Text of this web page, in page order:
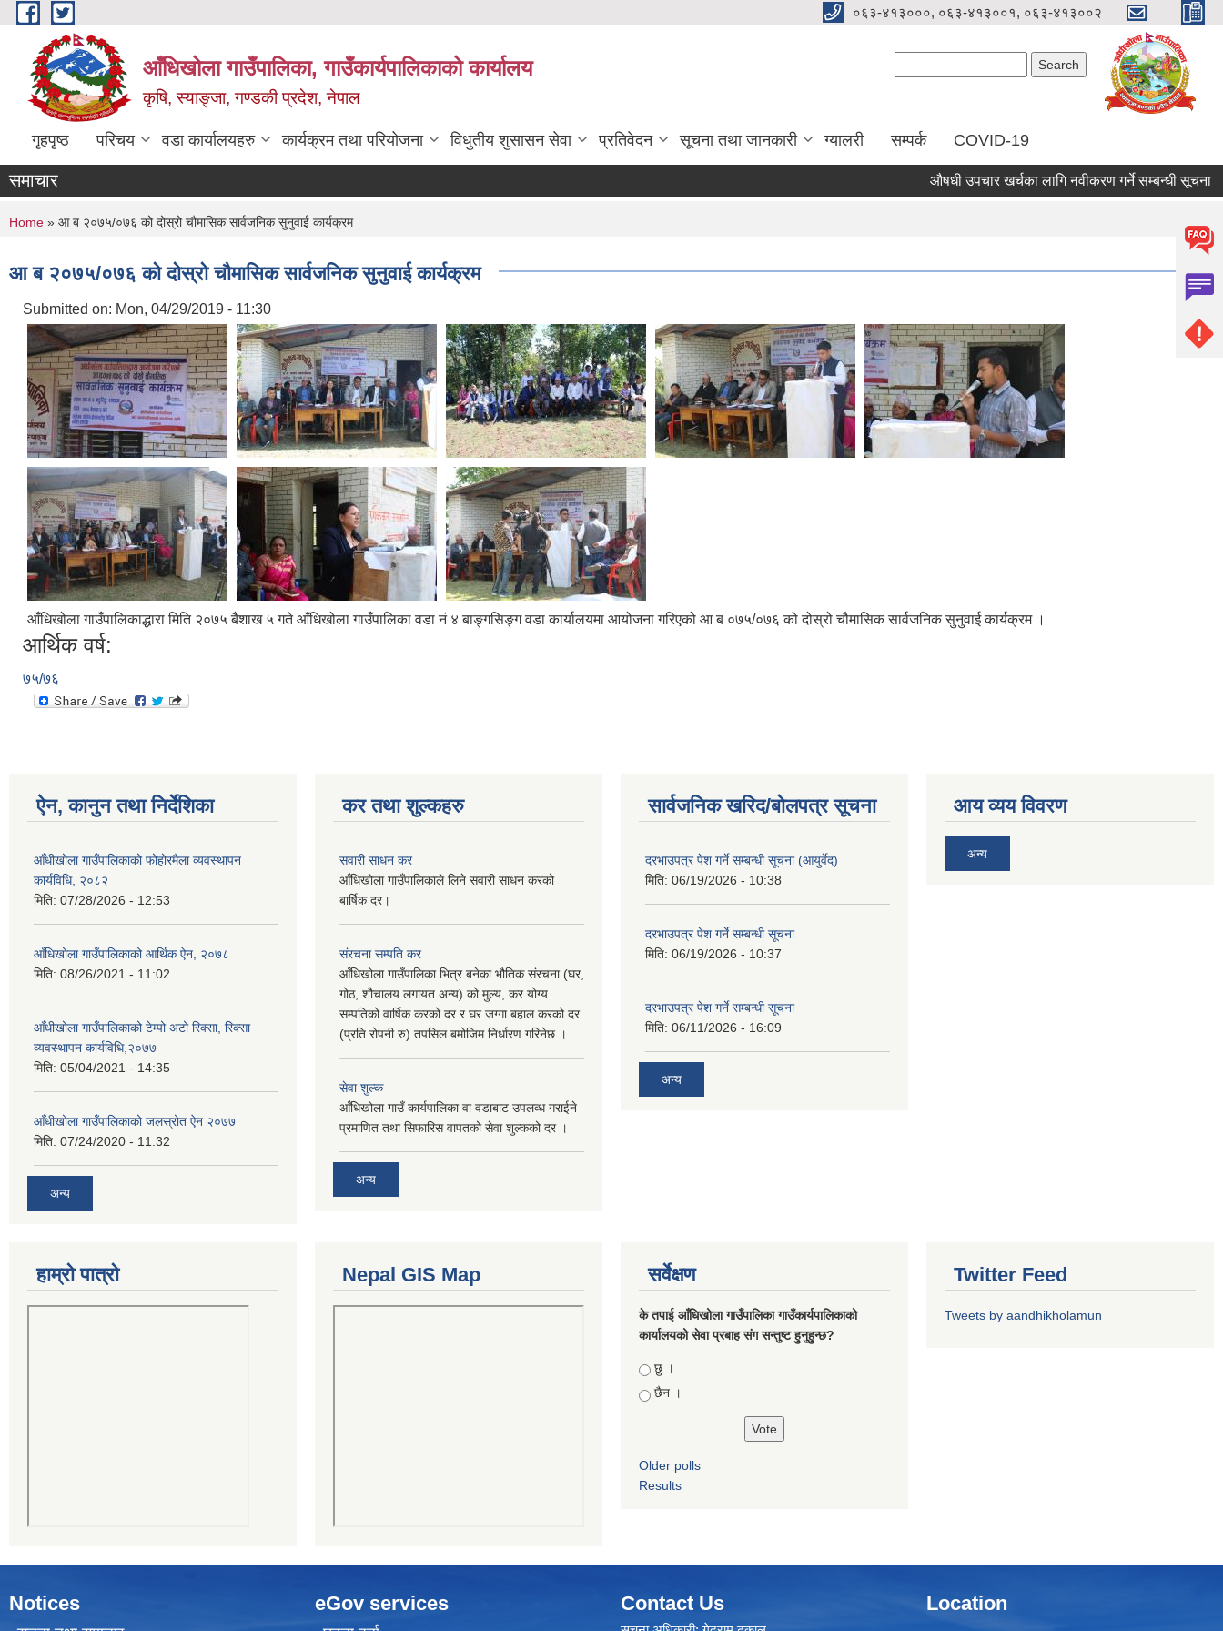
Skip to main content ०६३-४१३०००, ०६३-४१३००१, ०६३-४१३००२
आँधिखोला गाउँपालिका, गाउँकार्यपालिकाको कार्यालय
कृषि, स्याङ्जा, गण्डकी प्रदेश, नेपाल
गृहपृष्ठ परिचय वडा कार्यालयहरु कार्यक्रम तथा परियोजना विधुतीय शुसासन सेवा प्रतिवेदन सूचना तथा जानकारी ग्यालरी सम्पर्क COVID-19
समाचार औषधी उपचार खर्चका लागि नवीकरण गर्ने सम्बन्धी सूचना
You are here
Home » आ ब २०७५/०७६ को दोस्रो चौमासिक सार्वजनिक सुनुवाई कार्यक्रम
आ ब २०७५/०७६ को दोस्रो चौमासिक सार्वजनिक सुनुवाई कार्यक्रम
Submitted on: Mon, 04/29/2019 - 11:30
आँधिखोला गाउँपालिकाद्धारा मिति २०७५ बैशाख ५ गते आँधिखोला गाउँपालिका वडा नं ४ बाङ्गसिङ्ग वडा कार्यालयमा आयोजना गरिएको आ ब ०७५/०७६ को दोस्रो चौमासिक सार्वजनिक सुनुवाई कार्यक्रम ।
आर्थिक वर्ष:
७५/७६
ऐन, कानुन तथा निर्देशिका
आँधीखोला गाउँपालिकाको फोहोरमैला व्यवस्थापन
कार्यविधि, २०८२
मिति: 07/28/2026 - 12:53
आँधिखोला गाउँपालिकाको आर्थिक ऐन, २०७८
मिति: 08/26/2021 - 11:02
आँधीखोला गाउँपालिकाको टेम्पो अटो रिक्सा, रिक्सा
व्यवस्थापन कार्यविधि,२०७७
मिति: 05/04/2021 - 14:35
आँधीखोला गाउँपालिकाको जलस्रोत ऐन २०७७
मिति: 07/24/2020 - 11:32
अन्य
कर तथा शुल्कहरु
सवारी साधन कर
आँधिखोला गाउँपालिकाले लिने सवारी साधन करको
बार्षिक दर।
संरचना सम्पति कर
आँधिखोला गाउँपालिका भित्र बनेका भौतिक संरचना (घर,
गोठ, शौचालय लगायत अन्य) को मुल्य, कर योग्य
सम्पतिको वार्षिक करको दर र घर जग्गा बहाल करको दर
(प्रति रोपनी रु) तपसिल बमोजिम निर्धारण गरिनेछ ।
सेवा शुल्क
आँधिखोला गाउँ कार्यपालिका वा वडाबाट उपलव्ध गराईने
प्रमाणित तथा सिफारिस वापतको सेवा शुल्कको दर ।
अन्य
सार्वजनिक खरिद/बोलपत्र सूचना
दरभाउपत्र पेश गर्ने सम्बन्धी सूचना (आयुर्वेद)
मिति: 06/19/2026 - 10:38
दरभाउपत्र पेश गर्ने सम्बन्धी सूचना
मिति: 06/19/2026 - 10:37
दरभाउपत्र पेश गर्ने सम्बन्धी सूचना
मिति: 06/11/2026 - 16:09
अन्य
आय व्यय विवरण
अन्य
हाम्रो पात्रो Nepal GIS Map सर्वेक्षण
के तपाई आँधिखोला गाउँपालिका गाउँकार्यपालिकाको
कार्यालयको सेवा प्रबाह संग सन्तुष्ट हुनुहुन्छ?
Choices
छु ।
छैन ।
Older polls
Results
Twitter Feed
Tweets by aandhikholamun
Notices eGov services Contact Us Location